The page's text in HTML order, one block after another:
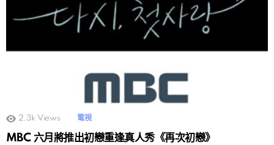
2.3k Views 電視
MBC 六月將推出初戀重逢真人秀《再次初戀》